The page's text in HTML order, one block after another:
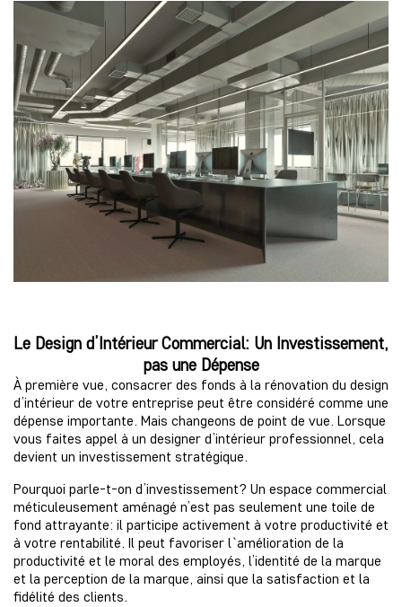
Le Design d’Intérieur Commercial: Un Investissement,
pas une Dépense
À première vue, consacrer des fonds à la rénovation du design
d’intérieur de votre entreprise peut être considéré comme une
dépense importante. Mais changeons de point de vue. Lorsque
vous faites appel à un designer d’intérieur professionnel, cela
devient un investissement stratégique.
Pourquoi parle-t-on d’investissement? Un espace commercial
méticuleusement aménagé n’est pas seulement une toile de
fond attrayante: il participe activement à votre productivité et
à votre rentabilité. Il peut favoriser l`amélioration de la
productivité et le moral des employés, l’identité de la marque
et la perception de la marque, ainsi que la satisfaction et la
fidélité des clients.